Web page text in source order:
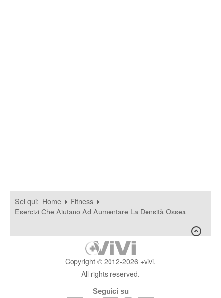
Sei qui: Home
Fitness
Esercizi Che Aiutano Ad Aumentare La Densità Ossea
Copyright © 2012-2026 +vivi.
All rights reserved.
Seguici su